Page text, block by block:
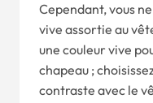
Cependant, vous
vive assortie au
une couleur vive
chapeau ;
contraste avec le